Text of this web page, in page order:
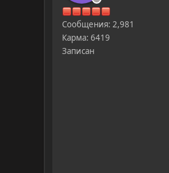
Сообщения: 2,981
Карма: 6419
Записан